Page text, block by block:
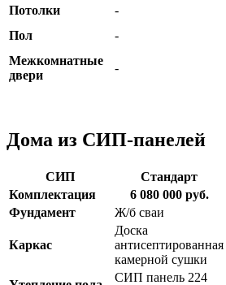
Потолки
-
Пол
-
Межкомнатные
двери
-
Дома из СИП-панелей
СИП Стандарт
Комплектация
6 080 000руб.
Фундамент
Ж/б сваи
Каркас
Доска
антисептированная
камерной сушки
СИП панель 224